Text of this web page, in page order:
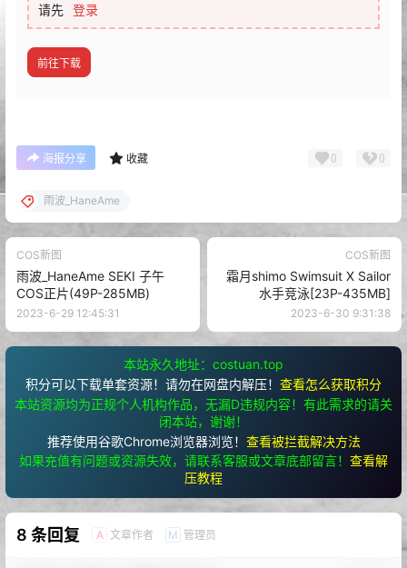
请先 登录
前往下载
海报分享 收藏 0 0
雨波_HaneAme
COS新图
雨波_HaneAme SEKI 子午
COS正片(49P-285MB)
2023-6-29 12:45:31
COS新图
霜月shimo Swimsuit X Sailor
水手竞泳[23P-435MB]
2023-6-30 9:31:38
本站永久地址：costuan.top
积分可以下载单套资源！请勿在网盘内解压！ 查看怎么获取积分
本站资源均为正规个人机构作品，无漏D违规内容！有此需求的请关
闭本站，谢谢！
推荐使用谷歌Chrome浏览器浏览！ 查看被拦截解决方法
如果充值有问题或资源失效，请联系客服或文章底部留言！ 查看解
压教程
8 条回复 A 文章作者 M 管理员